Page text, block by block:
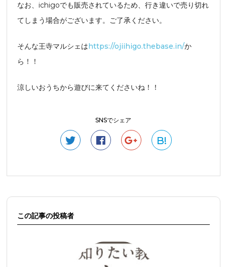
なお、ichigoでも販売されているため、行き違いで売り切れ
てしまう場合がございます。ご了承ください。
そんな王寺マルシェはhttps://ojiihigo.thebase.in/か
ら！！
涼しいおうちから遊びに来てくださいね！！
SNSでシェア
B!
この記事の投稿者